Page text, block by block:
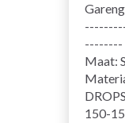
--------
Maat:
150-